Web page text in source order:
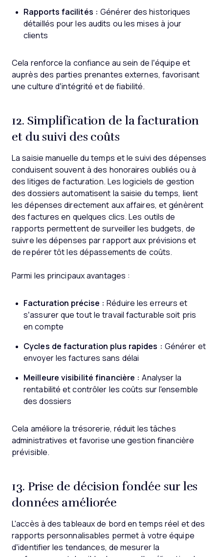
Rapports facilités : Générer des historiques
détaillés pour les audits ou les mises à jour
clients
Cela renforce la confiance au sein de l’équipe et
auprès des parties prenantes externes, favorisant
une culture d’intégrité et de fiabilité.
12. Simplification de la facturation
et du suivi des coûts
La saisie manuelle du temps et le suivi des dépenses
conduisent souvent à des honoraires oubliés ou à
des litiges de facturation. Les logiciels de gestion
des dossiers automatisent la saisie du temps, lient
les dépenses directement aux affaires, et génèrent
des factures en quelques clics. Les outils de
rapports permettent de surveiller les budgets, de
suivre les dépenses par rapport aux prévisions et
de repérer tôt les dépassements de coûts.
Parmi les principaux avantages :
Facturation précise : Réduire les erreurs et
s’assurer que tout le travail facturable soit pris
en compte
Cycles de facturation plus rapides : Générer et
envoyer les factures sans délai
Meilleure visibilité financière : Analyser la
rentabilité et contrôler les coûts sur l'ensemble
des dossiers
Cela améliore la trésorerie, réduit les tâches
administratives et favorise une gestion financière
prévisible.
13. Prise de décision fondée sur les
données améliorée
L'accès à des tableaux de bord en temps réel et des
rapports personnalisables permet à votre équipe
d’identifier les tendances, de mesurer la